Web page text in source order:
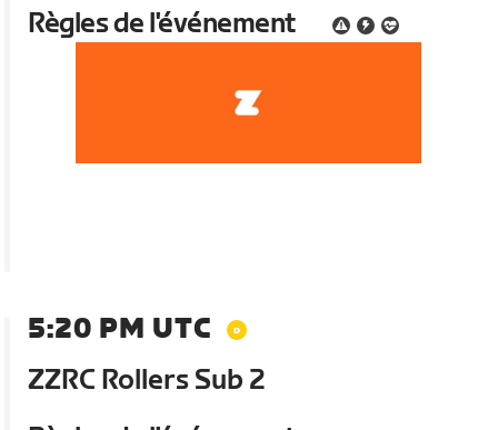
Règles de l'événement
5:20 PM UTC
ZZRC Rollers Sub 2